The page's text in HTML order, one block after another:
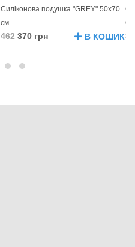
Силіконова подушка "GREY" 50х70
см
462370 грн В КОШИК